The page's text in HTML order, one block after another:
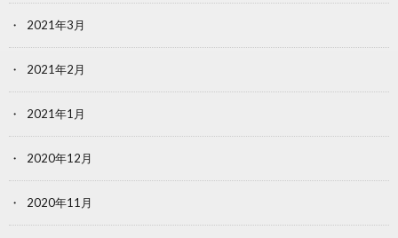
2021年3月
2021年2月
2021年1月
2020年12月
2020年11月